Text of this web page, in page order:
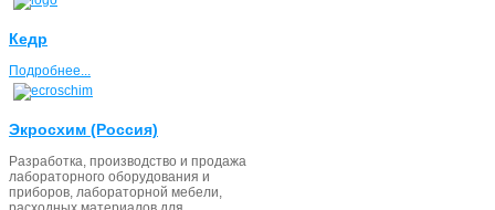
Кедр
Подробнее...
Экросхим (Россия)
Разработка, производство и продажа
лабораторного оборудования и
приборов, лабораторной мебели,